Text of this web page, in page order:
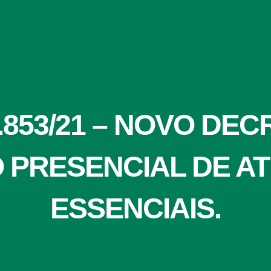
21 – NOVO
PRESENCIAL DE
ESSENCIAIS.